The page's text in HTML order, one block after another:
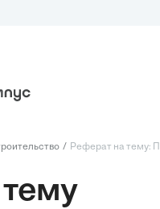
Реферат на тему: